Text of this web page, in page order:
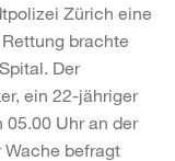
Zürich eine
brachte
Der
ein 22-jähriger
05.00 Uhr an der
Wache befragt